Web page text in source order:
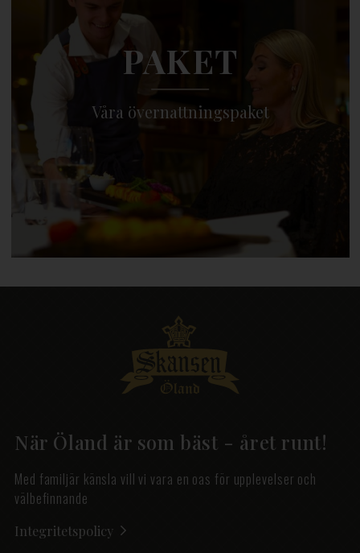
PAKET
Våra övernattningspaket
När Öland är som bäst - året runt!
Med familjär känsla vill vi vara en oas för upplevelser och
välbefinnande
Integritetspolicy